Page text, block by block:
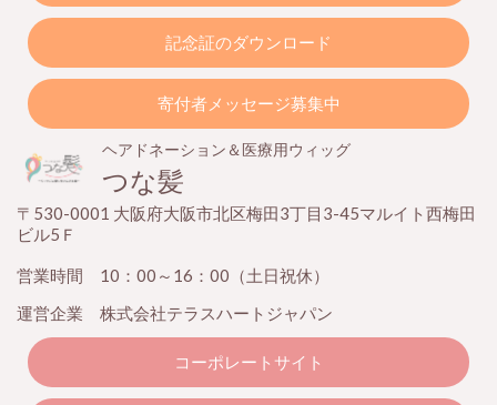
記念証のダウンロード
寄付者メッセージ募集中
ヘアドネーション＆医療用ウィッグ
つな髪
〒530-0001 大阪府大阪市北区梅田3丁目3-45マルイト西梅田
ビル5Ｆ
営業時間 10：00～16：00（土日祝休）
運営企業 株式会社テラスハートジャパン
コーポレートサイト